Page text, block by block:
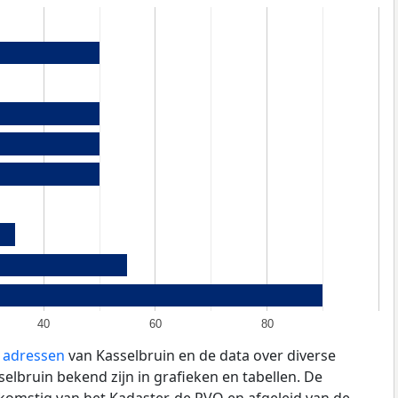
40 60 80
van Kasselbruin en de data over diverse
bekend zijn in grafieken en tabellen. De